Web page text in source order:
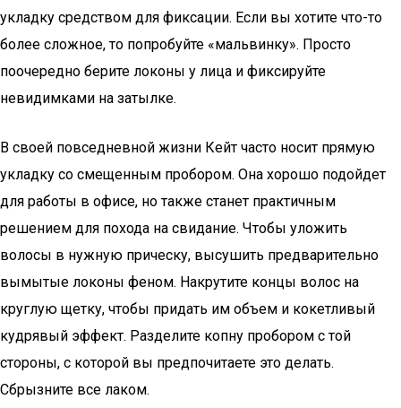
укладку средством для фиксации. Если вы хотите что-то
более сложное, то попробуйте «мальвинку». Просто
поочередно берите локоны у лица и фиксируйте
невидимками на затылке.
В своей повседневной жизни Кейт часто носит прямую
укладку со смещенным пробором. Она хорошо подойдет
для работы в офисе, но также станет практичным
решением для похода на свидание. Чтобы уложить
волосы в нужную прическу, высушить предварительно
вымытые локоны феном. Накрутите концы волос на
круглую щетку, чтобы придать им объем и кокетливый
кудрявый эффект. Разделите копну пробором с той
стороны, с которой вы предпочитаете это делать.
Сбрызните все лаком.